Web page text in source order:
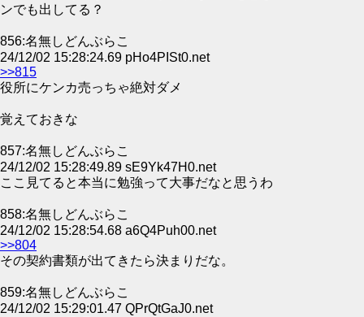
ンでも出してる？
856:名無しどんぶらこ
24/12/02 15:28:24.69 pHo4PISt0.net
>>815
役所にケンカ売っちゃ絶対ダメ
覚えておきな
857:名無しどんぶらこ
24/12/02 15:28:49.89 sE9Yk47H0.net
ここ見てると本当に勉強って大事だなと思うわ
858:名無しどんぶらこ
24/12/02 15:28:54.68 a6Q4Puh00.net
>>804
その契約書類が出てきたら決まりだな。
859:名無しどんぶらこ
24/12/02 15:29:01.47 QPrQtGaJ0.net